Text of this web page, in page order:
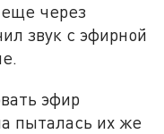
еще через
звук с эфирной
эфир
пыталась их же